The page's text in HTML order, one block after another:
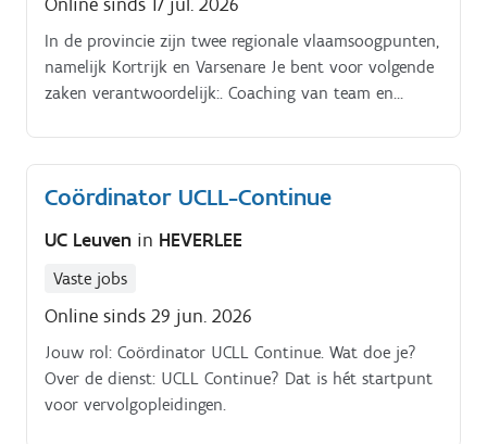
In de provincie zijn twee regionale vlaamsoogpunten,
namelijk Kortrijk en Varsenare Je bent voor volgende
zaken verantwoordelijk:. Coaching van team en
Coördinator UCLL-Continue
UC Leuven in HEVERLEE
Vaste jobs
Online sinds 29 jun. 2026
Jouw rol: Coördinator UCLL Continue. Wat doe je?
Over de dienst: UCLL Continue? Dat is hét startpunt
voor vervolgopleidingen.